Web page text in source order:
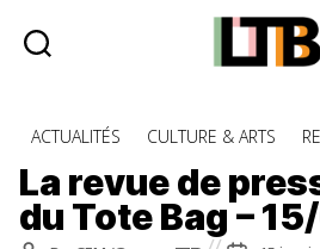
Bag
-
Catégories
ACTUALITÉS CULTURE & ARTS
La revue de
du Tote Bag –